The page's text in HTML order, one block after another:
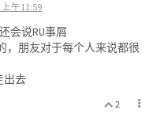
午11:59
会说RU事屑
，朋友对于每个人来说都很
出去
2